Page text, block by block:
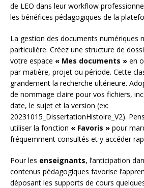
de LEO dans leur workflow
les bénéfices pédagogiques de la
La gestion des documents numériques
particulière. Créez une structure de
votre espace « Mes documents » en
par matière, projet ou période. Cette
grandement la recherche ultérieure.
de nommage claire pour vos fichiers,
date, le sujet et la version (ex:
20231015_DissertationHistoire_V2).
utiliser la fonction « Favoris » pour
fréquemment consultés et y accéder
Pour les enseignants, l’anticipation
contenus pédagogiques favorise
déposant les supports de cours